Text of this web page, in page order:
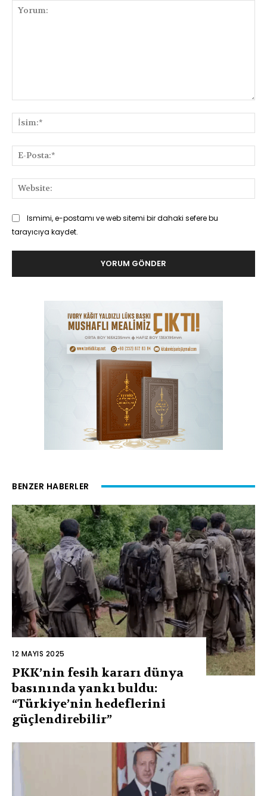
Ismimi, e-postamı ve web sitemi bir dahaki sefere bu
tarayıcıya kaydet.
BENZER HABERLER
12 MAYIS 2025
PKK’nin fesih kararı dünya
basınında yankı buldu:
“Türkiye’nin hedeflerini
güçlendirebilir”